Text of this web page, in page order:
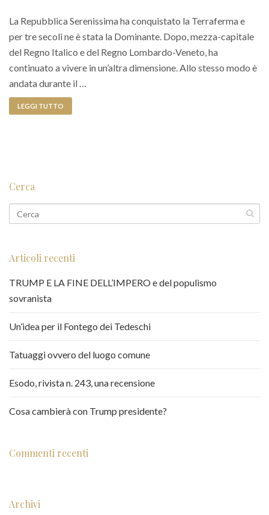
La Repubblica Serenissima ha conquistato la Terraferma e
per tre secoli ne è stata la Dominante. Dopo, mezza-capitale
del Regno Italico e del Regno Lombardo-Veneto, ha
continuato a vivere in un’altra dimensione. Allo stesso modo è
andata durante il …
LEGGI TUTTO
Cerca
Articoli recenti
TRUMP E LA FINE DELL’IMPERO e del populismo
sovranista
Un’idea per il Fontego dei Tedeschi
Tatuaggi ovvero del luogo comune
Esodo, rivista n. 243, una recensione
Cosa cambierà con Trump presidente?
Commenti recenti
Archivi